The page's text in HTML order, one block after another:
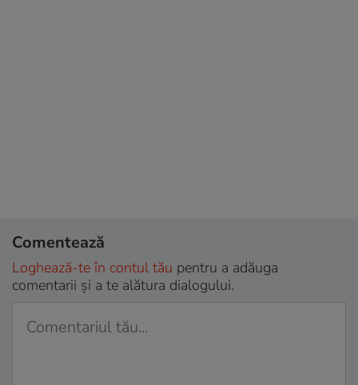
Comentează
Loghează-te în contul tău pentru a adăuga
comentarii și a te alătura dialogului.